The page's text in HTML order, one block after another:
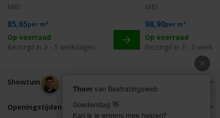
MBI
85,65 m²
Op voorraad
Bezorgd in 3 - 5 werkdagen
MBI
98,90 m²
Op voorraad
Bezorgd in 3 - 5
Showtuin
Openingstijden